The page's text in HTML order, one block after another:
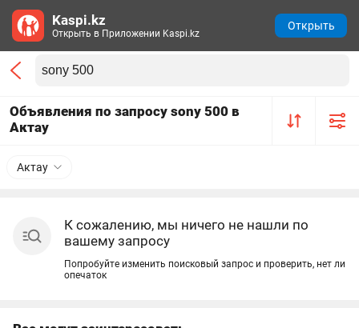
Объявления по запросу sony 500 в
Актау
Актау
К сожалению, мы ничего не нашли по
вашему запросу
Попробуйте изменить поисковый запрос и проверить, нет ли
опечаток
Kaspi.kz
Открыть в Приложении Kaspi.kz
Открыть